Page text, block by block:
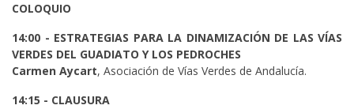
COLOQUIO
14:00 - ESTRATEGIAS PARA LA DINAMIZACIÓN DE LAS VÍAS
VERDES DEL GUADIATO Y LOS PEDROCHES
Carmen Aycart, Asociación de Vías Verdes de Andalucía.
14:15 - CLAUSURA